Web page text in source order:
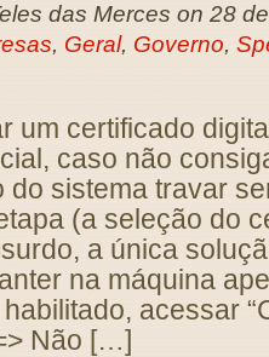
das Merces on 28
, Geral, Governo,
um certificado
caso não
do sistema travar
(a seleção do
a única
na máquina
acessar
Não […]